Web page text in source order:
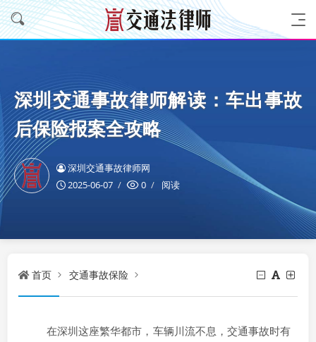
深圳交通事故律师解读：车出事故
后保险报案全攻略
深圳交通事故律师网
2025-06-07
0 阅读
首页 交通事故保险
在深圳这座繁华都市，车辆川流不息，交通事故时有